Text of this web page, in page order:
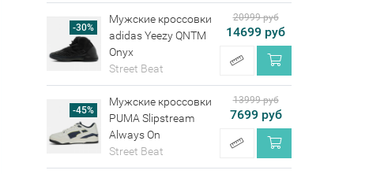
-30%
Мужские кроссовки
adidas Yeezy QNTM
Onyx
Street Beat
20999 руб
14699 руб
-45%
Мужские кроссовки
PUMA Slipstream
Always On
Street Beat
13999 руб
7699 руб